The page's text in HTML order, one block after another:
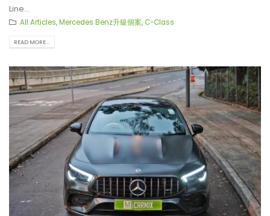
Line...
All Articles,Mercedes Benz升級個案, C-Class
READ MORE...